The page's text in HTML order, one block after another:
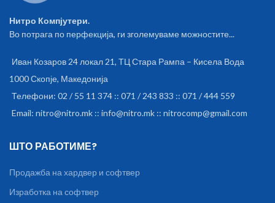
Нитро Компјутери.
Во потрага по перфекција, ги зголемуваме можностите...
Иван Козаров 24 локал 21, ТЦ Стара Рампа – Кисела Вода
1000 Скопје, Македонија
Телефони: 02 / 55 11 374 :: 071 / 243 833 :: 071 / 444 559
Email: nitro@nitro.mk :: info@nitro.mk :: nitrocomp@gmail.com
ШТО РАБОТИМЕ?
Продажба на хардвер и софтвер
Изработка на софтвер